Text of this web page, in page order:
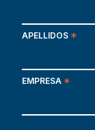
APELLIDOS *
EMPRESA *